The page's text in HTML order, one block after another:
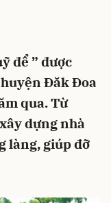
để ” được
Đăk Đoa
qua. Từ
dựng nhà
làng, giúp đỡ
Hủy Gửi